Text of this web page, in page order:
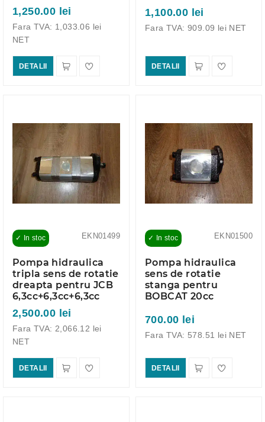
1,250.00 lei
Fara TVA: 1,033.06 lei
NET
DETALII
1,100.00 lei
Fara TVA: 909.09 lei NET
DETALII
EKN01499
✓ In stoc
Pompa hidraulica
tripla sens de rotatie
dreapta pentru JCB
6,3cc+6,3cc+6,3cc
2,500.00 lei
Fara TVA: 2,066.12 lei
NET
DETALII
EKN01500
✓ In stoc
Pompa hidraulica
sens de rotatie
stanga pentru
BOBCAT 20cc
700.00 lei
Fara TVA: 578.51 lei NET
DETALII